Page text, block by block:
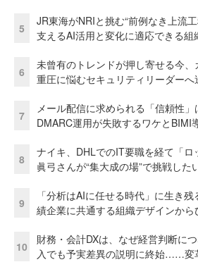
5
JR東海がNRIと挑む“前例なき上流
支えるAI活用と変化に適応できる組
6
未曾有のトレンドが押し寄せる今
重圧に悩むセキュリティリーダーへ
7
メール配信に求められる「信頼性
DMARC運用が失敗するワケとBIMI
8
ナイキ、DHLでのIT要職を経て「
眞弓さんが“集大成の場”で挑戦した
9
「分析はAIに任せる時代」に生き
績企業に共通する組織デザインから
10
財務・会計DXは、なぜ経営判断に
入でも予実差異の説明に終始……変